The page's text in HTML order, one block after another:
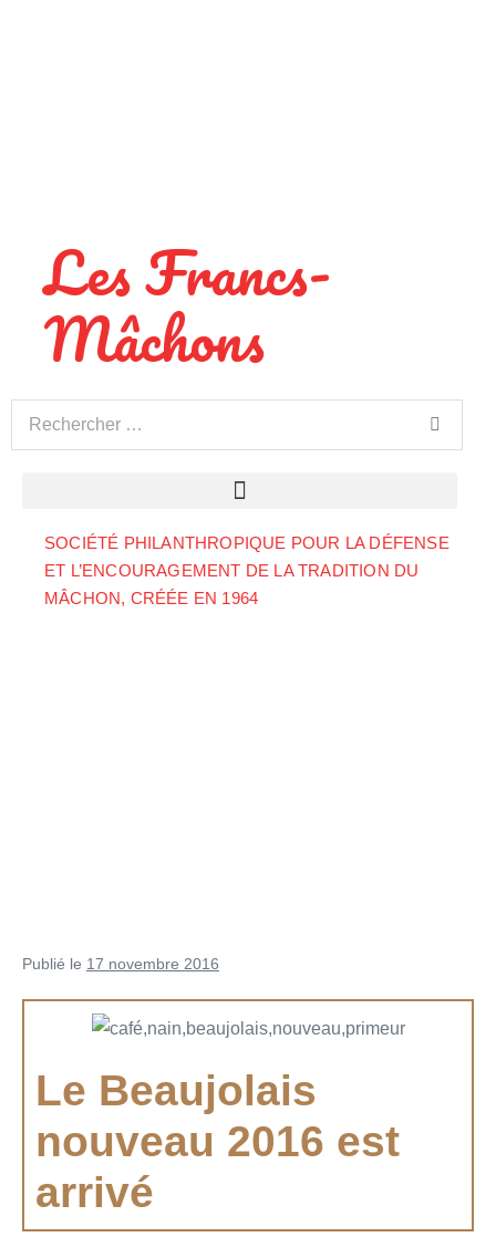
Les Francs-
Mâchons
SOCIÉTÉ PHILANTHROPIQUE POUR LA DÉFENSE
ET L’ENCOURAGEMENT DE LA TRADITION DU
MÂCHON, CRÉÉE EN 1964
Publié le 17 novembre 2016
Le Beaujolais
nouveau 2016 est
arrivé